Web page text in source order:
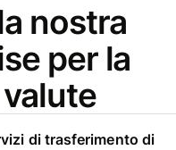
nostra
per la
di trasferimento di